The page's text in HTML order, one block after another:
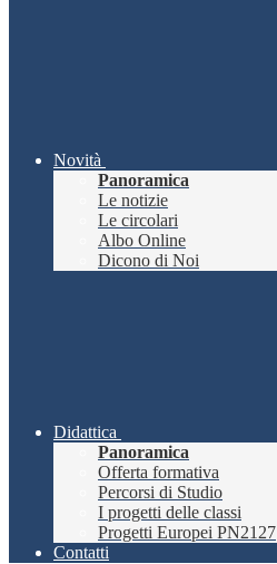
Novità
Panoramica
Le notizie
Le circolari
Albo Online
Dicono di Noi
Didattica
Panoramica
Offerta formativa
Percorsi di Studio
I progetti delle classi
Progetti Europei PN2127
Contatti